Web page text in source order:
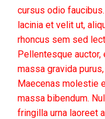
cursus odio
lacinia et velit ut,
rhoncus sem sed
Pellentesque auctor,
massa gravida
Maecenas molestie
massa bibendum.
fringilla urna laoreet